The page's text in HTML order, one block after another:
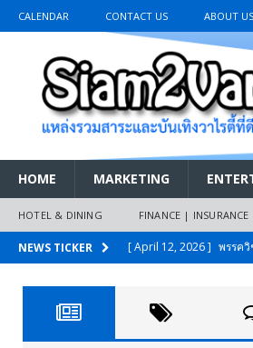
CALENDAR CONTACT US ABOUT US
HOME MARKETING
HOTEL & DINING FINANCE |
NEWS TICKER [ April 12, 2026 ] พรรค
[ March 26, 2026 ]
เริ่
เมย.2569
AUTO NEWS